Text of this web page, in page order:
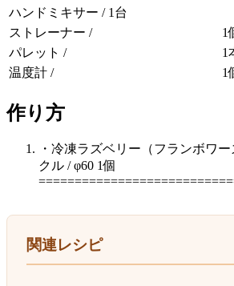
ハンドミキサー / 1台
ストレーナー /
1
パレット /
1
温度計 /
1
作り方
・冷凍ラズベリー（フランボワ
クル / φ60 1個
関連レシピ